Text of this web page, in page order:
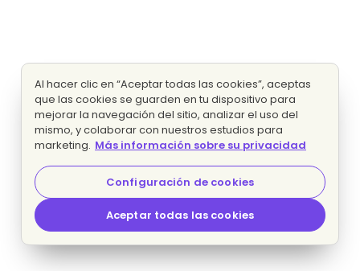
Al hacer clic en “Aceptar todas las cookies”, aceptas
que las cookies se guarden en tu dispositivo para
mejorar la navegación del sitio, analizar el uso del
mismo, y colaborar con nuestros estudios para
marketing. Más información sobre su privacidad
Configuración de cookies
Aceptar todas las cookies